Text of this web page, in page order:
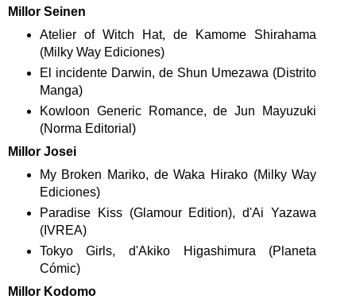
Millor Seinen
Atelier of Witch Hat, de Kamome Shirahama
(Milky Way Ediciones)
El incidente Darwin, de Shun Umezawa (Distrito
Manga)
Kowloon Generic Romance, de Jun Mayuzuki
(Norma Editorial)
Millor Josei
My Broken Mariko, de Waka Hirako (Milky Way
Ediciones)
Paradise Kiss (Glamour Edition), d'Ai Yazawa
(IVREA)
Tokyo Girls, d'Akiko Higashimura (Planeta
Cómic)
Millor Kodomo